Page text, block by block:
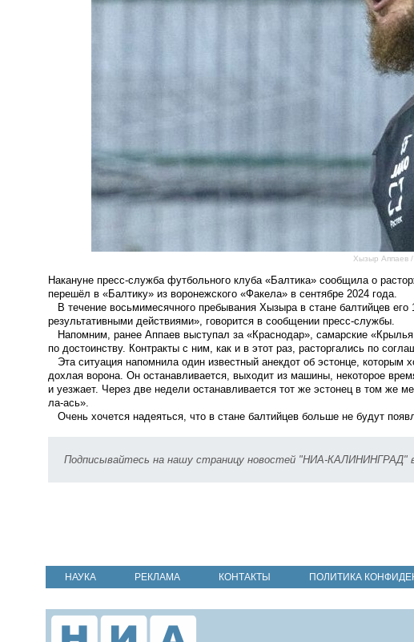
Хызыр Аппаев
Накануне пресс-служба футбольного клуба «Балтика» сообщила о
перешёл в «Балтику» из воронежского «Факела» в сентябре 2024 года.
В течение восьмимесячного пребывания Хызыра в стане балтийцев
результативными действиями», говорится в сообщении пресс-службы.
Напомним, ранее Аппаев выступал за «Краснодар», самарские
по достоинству. Контракты с ним, как и в этот раз, расторгались по
Эта ситуация напомнила один известный анекдот об эстонце, которым
дохлая ворона. Он останавливается, выходит из машины, некоторое
и уезжает. Через две недели останавливается тот же эстонец в том же
ла-ась».
Очень хочется надеяться, что в стане балтийцев больше не будут
Подписывайтесь на нашу страницу новостей "НИА-КАЛИНИНГРАД"
НАУКА РЕКЛАМА КОНТАКТЫ ПОЛИТИКА